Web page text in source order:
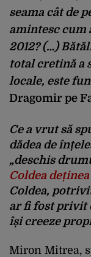
seama cât de
amintesc cum
2012? (…)
total cretină a
locale, este
Dragomir pe
Ce a vrut să
dădea de
„deschis
Coldea
Coldea,
ar fi fost privit
își creeze
Miron Mitrea,